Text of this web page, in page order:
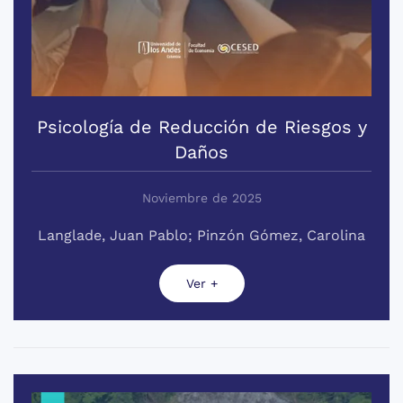
Psicología de Reducción de Riesgos y
Daños
Noviembre de 2025
Langlade, Juan Pablo; Pinzón Gómez, Carolina
Ver +